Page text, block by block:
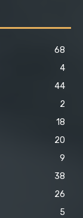
68
4
44
2
18
20
9
38
26
5